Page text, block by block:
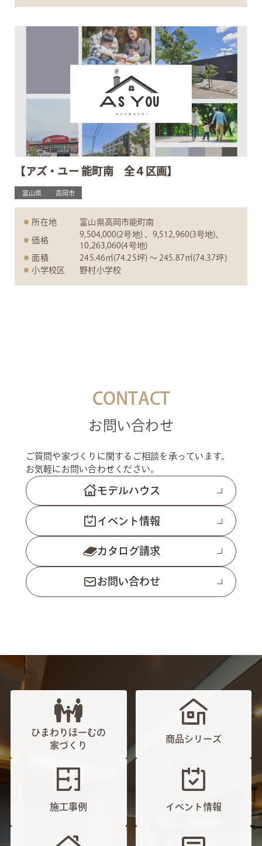
【アズ・ユー 能町南 全４区画】
富山県 高岡市
所在地 富山県高岡市能町南
価格
9,504,000(2号地) 、9,512,960(3号地)、
10,263,060(4号地)
面積
245.46㎡(74.25坪) 〜 245.87㎡(74.37坪)
小学校区
野村小学校
CONTACT
お問い合わせ
ご質問や家づくりに関するご相談を承っています。
お気軽にお問い合わせください。
モデルハウス
イベント情報
カタログ請求
お問い合わせ
ひまわりほーむの
家づくり
商品シリーズ
施工事例 イベント情報